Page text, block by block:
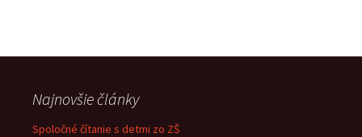
Najnovšie články
Spoločné čítanie s detmi zo ZŠ